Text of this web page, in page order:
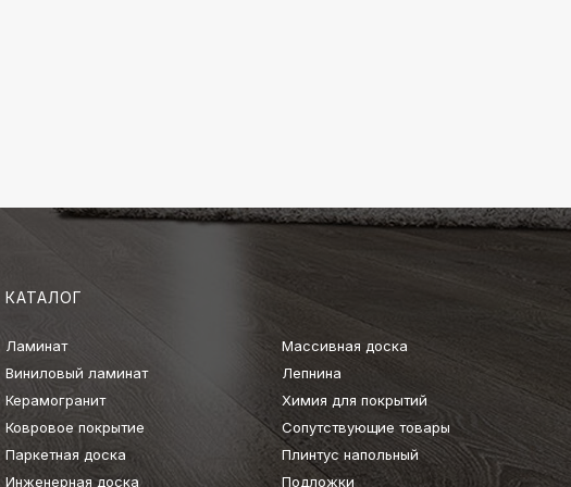
КАТАЛОГ
Ламинат
Виниловый ламинат
Керамогранит
Ковровое покрытие
Паркетная доска
Инженерная доска
Массивная доска
Лепнина
Химия для покрытий
Сопутствующие товары
Плинтус напольный
Подложки